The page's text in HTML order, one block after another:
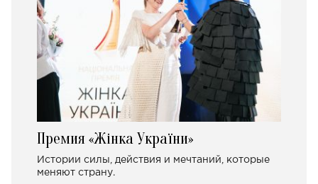
Премия «Жінка України»
Истории силы, действия и мечтаний, которые
меняют страну.